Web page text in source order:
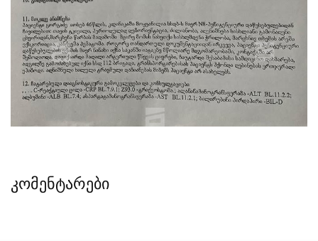
კომენტარები